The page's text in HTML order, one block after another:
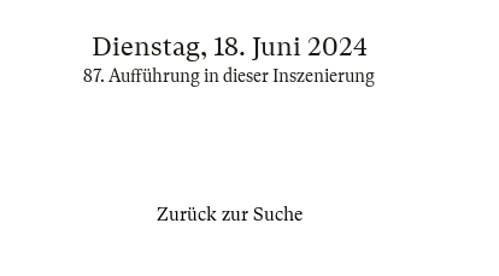
Dienstag, 18. Juni 2024
87. Aufführung in dieser Inszenierung
Zurück zur Suche